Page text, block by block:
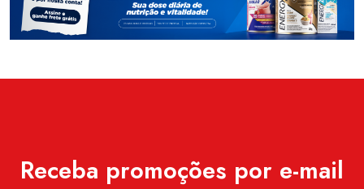
Receba promoções por e-mail